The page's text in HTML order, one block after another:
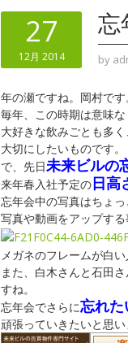
27
12月 2014
忘
by
年の瀬ですね。岡村です
毎年、この時期は意味な
大好きな飲みごとも多
大切にしたいものです。
で、先日未来ビルの
来年春入社予定の日高
忘年会中の写真はちょ
写真や動画をアップす
メガネのフレームが白
また、白木さんと石田
すね。
忘年会でさらに忘れ
頑張っていきたいと思い